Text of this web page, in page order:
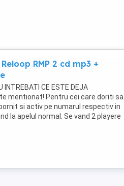
RMP 2 cd mp3 +
INTREBATI CE ESTE DEJA
mentionat! Pentru cei care doriti sa
si activ pe numarul respectiv in
la apelul normal. Se vand 2 playere
Sunt ...